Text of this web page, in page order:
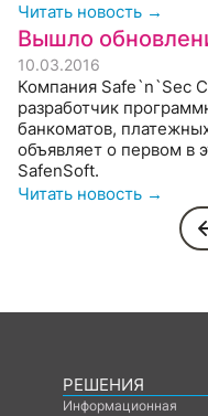
Читать новость →
Вышло
10.03.2016
Компания Safe`n`Sec
разработчик
банкоматов,
объявляет о первом в
SafenSoft.
Читать новость →
РЕШЕНИЯ
Информационная